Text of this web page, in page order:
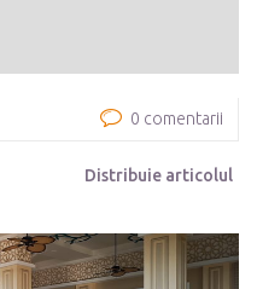
0 comentarii
Distribuie articolul